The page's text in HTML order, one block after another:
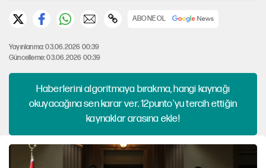
ABONE OL
Yayınlanma: 03.06.2026 00:39
Güncelleme: 03.06.2026 00:39
Haberlerini algoritmaya bırakma, hangi kaynağı
okuyacağına sen karar ver. 12punto'yu tercih ettiğin
kaynaklar arasına ekle!